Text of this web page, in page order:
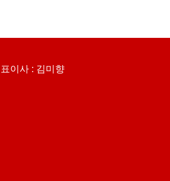
이사 : 김미향